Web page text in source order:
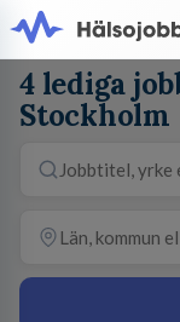
4 lediga
Stockholm